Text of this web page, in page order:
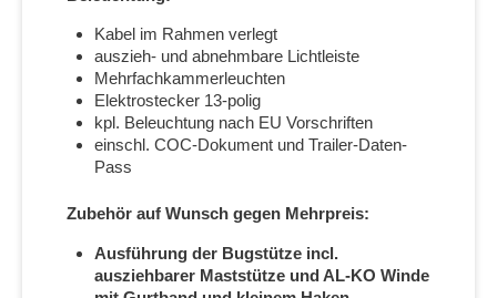
Kabel im Rahmen verlegt
auszieh- und abnehmbare Lichtleiste
Mehrfachkammerleuchten
Elektrostecker 13-polig
kpl. Beleuchtung nach EU Vorschriften
einschl. COC-Dokument und Trailer-Daten-
Pass
Zubehör auf Wunsch gegen Mehrpreis:
Ausführung der Bugstütze incl.
ausziehbarer Maststütze und AL-KO Winde